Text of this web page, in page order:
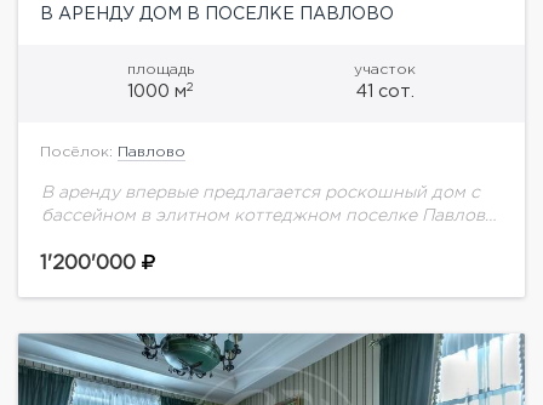
В АРЕНДУ ДОМ В ПОСЕЛКЕ ПАВЛОВО
площадь
1000 м2
участок
41 сот.
Посёлок: Павлово
В аренду впервые предлагается роскошный дом с
бассейном в элитном коттеджном поселке Павлово
ремонт в стиле американской классики.На участке
1'200'000